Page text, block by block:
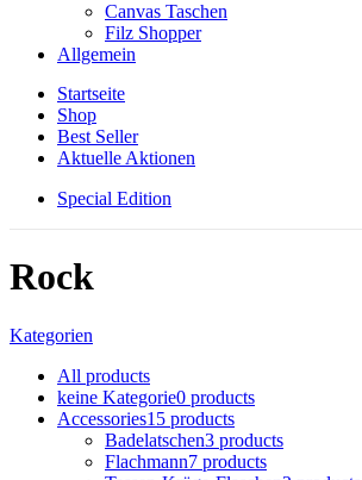
Canvas Taschen
Filz Shopper
Allgemein
Startseite
Shop
Best Seller
Aktuelle Aktionen
Special Edition
Rock
Kategorien
All products
keine Kategorie0 products
Accessories15 products
Badelatschen3 products
Flachmann7 products